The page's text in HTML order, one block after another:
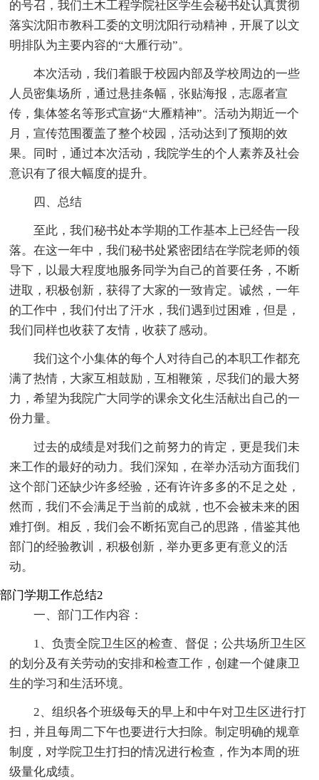
的号召，我们土木工程学院社区学生会秘书处认真贯彻
落实沈阳市教科工委的文明沈阳行动精神，开展了以文
明排队为主要内容的“大雁行动”。
本次活动，我们着眼于校园内部及学校周边的一些
人员密集场所，通过悬挂条幅，张贴海报，志愿者宣
传，集体签名等形式宣扬“大雁精神”。活动为期近一个
月，宣传范围覆盖了整个校园，活动达到了预期的效
果。同时，通过本次活动，我院学生的个人素养及社会
意识有了很大幅度的提升。
四、总结
至此，我们秘书处本学期的工作基本上已经告一段
落。在这一年中，我们秘书处紧密团结在学院老师的领
导下，以最大程度地服务同学为自己的首要任务，不断
进取，积极创新，获得了大家的一致肯定。诚然，一年
的工作中，我们付出了汗水，我们遇到过困难，但是，
我们同样也收获了友情，收获了感动。
我们这个小集体的每个人对待自己的本职工作都充
满了热情，大家互相鼓励，互相鞭策，尽我们的最大努
力，希望为我院广大同学的课余文化生活献出自己的一
份力量。
过去的成绩是对我们之前努力的肯定，更是我们未
来工作的最好的动力。我们深知，在举办活动方面我们
这个部门还缺少许多经验，还有许许多多的不足之处，
然而，我们不会满足于当前的成就，也不会被未来的困
难打倒。相反，我们会不断拓宽自己的思路，借鉴其他
部门的经验教训，积极创新，举办更多更有意义的活
动。
部门学期工作总结2
一、部门工作内容：
1、负责全院卫生区的检查、督促；公共场所卫生区
的划分及有关劳动的安排和检查工作，创建一个健康卫
生的学习和生活环境。
2、组织各个班级每天的早上和中午对卫生区进行打
扫，并且每周二下午也要进行大扫除。制定明确的规章
制度，对学院卫生打扫的情况进行检查，作为本周的班
级量化成绩。